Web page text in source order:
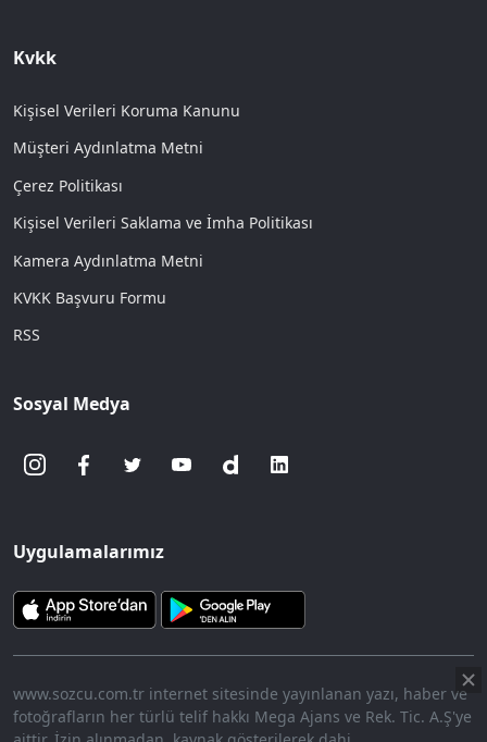
Kvkk
Kişisel Verileri Koruma Kanunu
Müşteri Aydınlatma Metni
Çerez Politikası
Kişisel Verileri Saklama ve İmha Politikası
Kamera Aydınlatma Metni
KVKK Başvuru Formu
RSS
Sosyal Medya
Uygulamalarımız
www.sozcu.com.tr internet sitesinde yayınlanan yazı, haber ve
fotoğrafların her türlü telif hakkı Mega Ajans ve Rek. Tic. A.Ş'ye